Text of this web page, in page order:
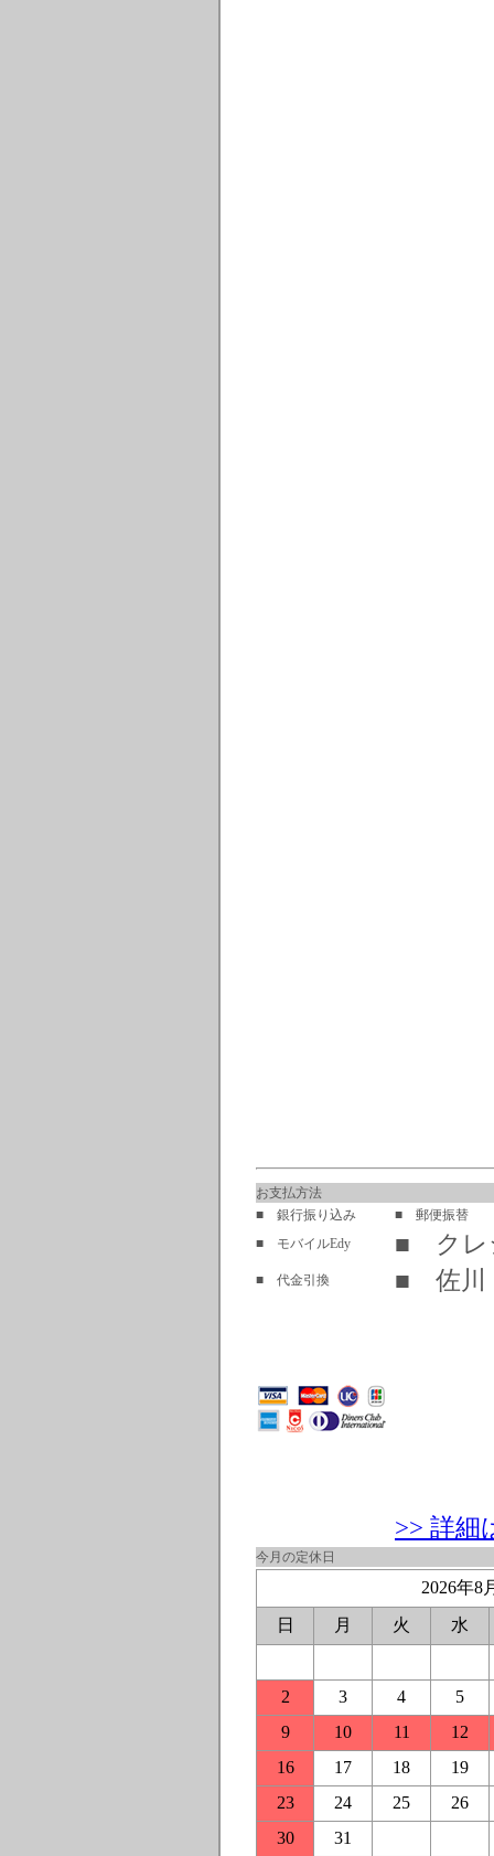
お支払方法
■ 銀行振り込み
■ 郵便振替
■ モバイルEdy
■ クレ
■ 代金引換 ■ 佐川
>> 詳細
今月の定休日
2026年8
日
月 火 水
2 3 4
5
9
10 11
12
16
17 18
19
23
24 25
26
30
31